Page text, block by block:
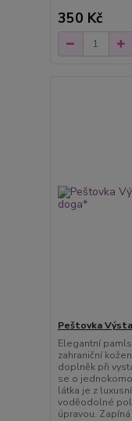
350 Kč
Peštovka
Elegantní
zahraniční
doplněk při
se o
látka je z
voděodolné
úpravou. Zapíná